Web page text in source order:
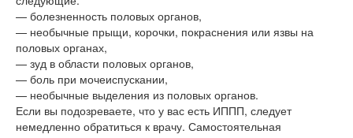
— болезненность половых органов,
— необычные прыщи, корочки, покраснения или язвы на
половых органах,
— зуд в области половых органов,
— боль при мочеиспускании,
— необычные выделения из половых органов.
Если вы подозреваете, что у вас есть ИППП, следует
немедленно обратиться к врачу. Самостоятельная